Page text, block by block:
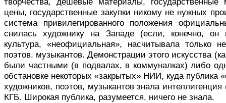
цены, государственные закупки никому не нужных
система привилегированного положения
снилась художнику на Западе (если, конечно, он
культура, «неофициальная», насчитывала только
поэтов, музыкантов. Демонстрации этого искусства
были частными (в подвалах, в коммуналках) либо
обстановке некоторых «закрытых» НИИ, куда публика
художников, поэтов, музыкантов знала
КГБ. Широкая публика, разумеется, ничего не знала.